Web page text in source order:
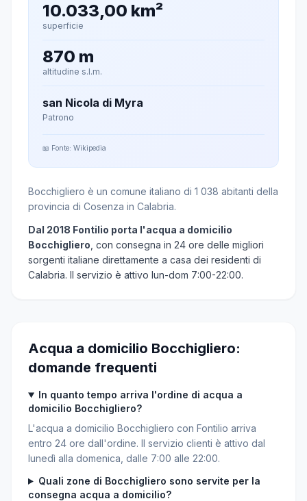
10.033,00 km²
superficie
870 m
altitudine s.l.m.
san Nicola di Myra
Patrono
📖 Fonte: Wikipedia
Bocchigliero è un comune italiano di 1 038 abitanti della
provincia di Cosenza in Calabria.
Dal 2018 Fontilio porta l'acqua a domicilio
Bocchigliero , con consegna in 24 ore delle migliori
sorgenti italiane direttamente a casa dei residenti di
Calabria. Il servizio è attivo lun-dom 7:00-22:00.
Acqua a domicilio Bocchigliero:
domande frequenti
In quanto tempo arriva l'ordine di acqua a
domicilio Bocchigliero?
L'acqua a domicilio Bocchigliero con Fontilio arriva
entro 24 ore dall'ordine. Il servizio clienti è attivo dal
lunedì alla domenica, dalle 7:00 alle 22:00.
Quali zone di Bocchigliero sono servite per la
consegna acqua a domicilio?